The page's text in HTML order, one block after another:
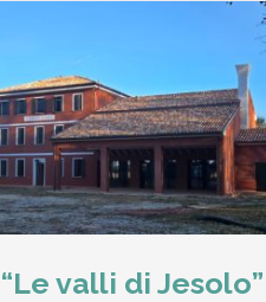
“Le valli di Jesolo”
Edificio uso abitativo –
Marghera (VE), via Sirtori